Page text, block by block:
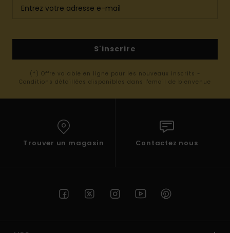
S'inscrire
(*) Offre valable en ligne pour les nouveaux inscrits -
Conditions détaillées disponibles dans l'email de bienvenue
Trouver un magasin Contactez nous